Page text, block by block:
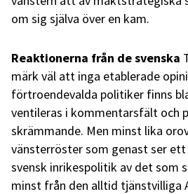
om sig själva över en kam.
Reaktionerna från de svenska
märk väl att inga etablerade
förtroendevalda politiker finns
ventileras i kommentarsfält och
skrämmande. Men minst lika
vänsterröster som genast ser
svensk inrikespolitik av det som
minst från den alltid tjänstvilliga